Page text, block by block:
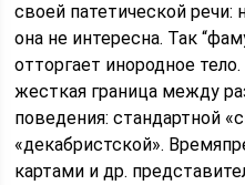
своей патетической речи:
она не интересна. Так
отторгает инородное
жесткая граница между
поведения: стандартной
«декабристской».
картами и др.